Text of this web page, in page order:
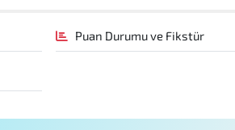
Puan Durumu ve Fikstür